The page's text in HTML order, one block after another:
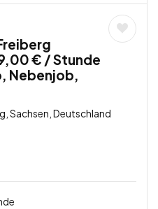
€ / Stunde
Nebenjob,
Sachsen, Deutschland